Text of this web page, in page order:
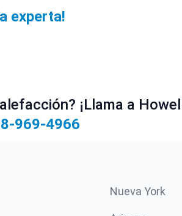
experta!
¡Llama a
969-4966
Nueva York